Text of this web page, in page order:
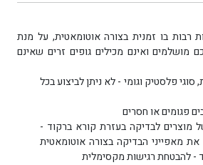
רבות בו זמנית בצורה אוטומאטית, על מנת
מושלמים ואינם מכילים גופים זרים שאינם
סוגי פלסטיק וגומי - לא ניתן לביצוע בכל
פגומים או חסרים
מוצרים לבדיקה בעזרת קורא ברקוד -
מאפייני הבדיקה בצורה אוטומאטית
- להבטחת רגישות מקסימלית